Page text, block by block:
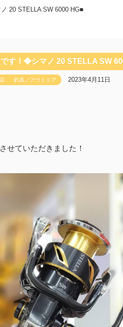
⁡20 STELLA SW 6000 HG■
です！◆シマノ⁡ ⁡20 STELLA SW
釣具／アウトドア 2023年4月11日
せていただきました！